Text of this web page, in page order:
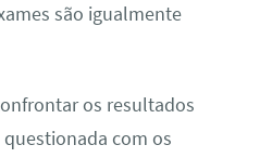
são igualmente
os resultados
questionada com os